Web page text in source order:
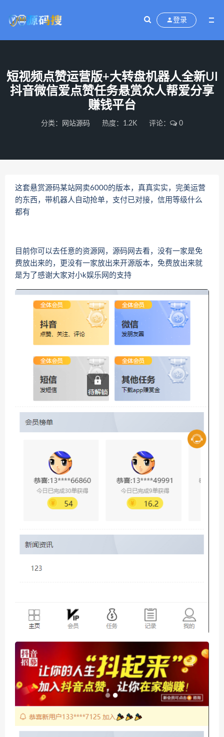
登录
短视频点赞运营版+大转盘机器人全新UI
抖音微信爱点赞任务悬赏众人帮爱分享
赚钱平台
分类： 网站源码 热度：1.2K 评论： 0
这套悬赏源码某站网卖6000的版本，真真实实，完美运营
的东西，带机器人自动抢单，支付已对接，信用等级什么
都有
目前你可以去任意的资源网，源码网去看，没有一家是免
费放出来的，更没有一家放出来开源版本，免费放出来就
是为了感谢大家对小k娱乐网的支持